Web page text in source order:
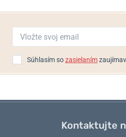
Súhlasím sozasielaním
Kontaktujte